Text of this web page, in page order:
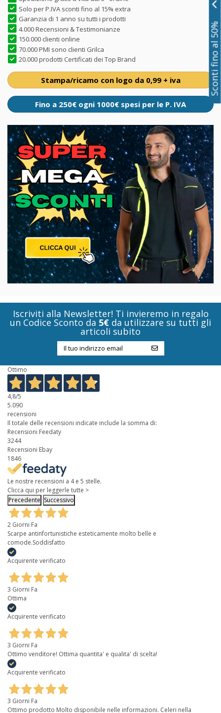
Solo per P.IVA sconti fino al 15% extra
Garanzia di 1 anno su tutti i prodotti
4.000 Recensioni & Testimonianze
150.000 clienti online
70.000 PMI sono clienti Grilca
20.000 prodotti Certificati dei Top Brand
Stampa/ricamo con logo da 0,99 + iva
Fino a 250€ ogni 1000€ spesi per le P. IVA
Iscriviti alla Newsletter! Ti invieremo in regalo
un Codice Sconto da 5€ da utilizzare su tutti gli
articoli subito
Ottimo
4,8/5
5.090
recensioni
Il totale delle recensioni indicate include la somma di:
Recensioni Feedaty
3244
Recensioni Ebay
1846
Le nostre recensioni a 4 e 5 stelle.
Clicca qui per leggerle tutte >
Precedente Successivo
2 Giorni Fa
Scarpe antinfortunistiche esteticamente molto belle e
comode.Soddisfatto
Acquirente verificato
3 Giorni Fa
Ottima
Acquirente verificato
3 Giorni Fa
Ottimo venditore! Ottima quantita' e qualita' di scelta!
Acquirente verificato
3 Giorni Fa
Ottimo prodotto Molto disponibile nelle informazioni. Celeri nella
Sconti fino al 50%